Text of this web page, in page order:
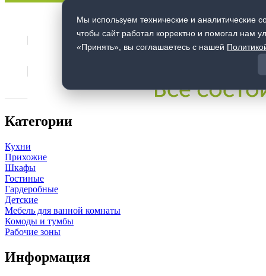
Мы используем технические и аналитические
чтобы сайт работал корректно и помогал нам
«Принять», вы соглашаетесь с нашей
Категории
Кухни
Прихожие
Шкафы
Гостиные
Гардеробные
Детские
Мебель для ванной комнаты
Комоды и тумбы
Рабочие зоны
Информация